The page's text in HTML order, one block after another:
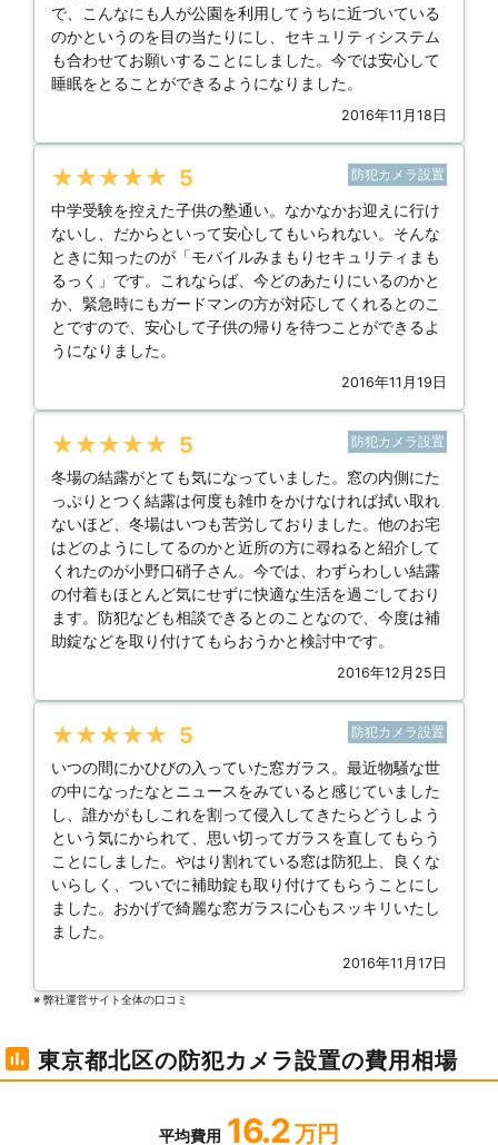
で、こんなにも人が公園を利用してうちに近づいている
のかというのを目の当たりにし、セキュリティシステム
も合わせてお願いすることにしました。今では安心して
睡眠をとることができるようになりました。
2016年11月18日
★★★★★ 5 防犯カメラ設置
中学受験を控えた子供の塾通い。なかなかお迎えに行け
ないし、だからといって安心してもいられない。そんな
ときに知ったのが「モバイルみまもりセキュリティまも
るっく」です。これならば、今どのあたりにいるのかと
か、緊急時にもガードマンの方が対応してくれるとのこ
とですので、安心して子供の帰りを待つことができるよ
うになりました。
2016年11月19日
★★★★★ 5 防犯カメラ設置
冬場の結露がとても気になっていました。窓の内側にた
っぷりとつく結露は何度も雑巾をかけなければ拭い取れ
ないほど、冬場はいつも苦労しておりました。他のお宅
はどのようにしてるのかと近所の方に尋ねると紹介して
くれたのが小野口硝子さん。今では、わずらわしい結露
の付着もほとんど気にせずに快適な生活を過ごしており
ます。防犯なども相談できるとのことなので、今度は補
助錠などを取り付けてもらおうかと検討中です。
2016年12月25日
★★★★★ 5 防犯カメラ設置
いつの間にかひびの入っていた窓ガラス。最近物騒な世
の中になったなとニュースをみていると感じていました
し、誰かがもしこれを割って侵入してきたらどうしよう
という気にかられて、思い切ってガラスを直してもらう
ことにしました。やはり割れている窓は防犯上、良くな
いらしく、ついでに補助錠も取り付けてもらうことにし
ました。おかげで綺麗な窓ガラスに心もスッキリいたし
ました。
2016年11月17日
※ 弊社運営サイト全体の⼝コミ
東京都北区の防犯カメラ設置の費用相場
平均費用 16.2 万円